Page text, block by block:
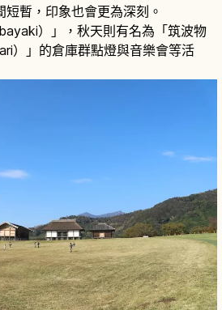
暫，印象也會更為深刻。
）」，秋天則有名為「筑波物
）」的倉庫群點燈與音樂會等活